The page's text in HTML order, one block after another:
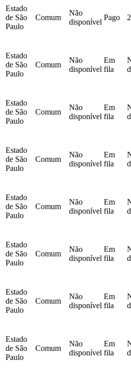
Estado
de São
Paulo
Comum
Não
disponível
Pago
Estado
de São
Paulo
Comum
Não
disponível
Em
fila
Estado
de São
Paulo
Comum
Não
disponível
Em
fila
Estado
de São
Paulo
Comum
Não
disponível
Em
fila
Estado
de São
Paulo
Comum
Não
disponível
Em
fila
Estado
de São
Paulo
Comum
Não
disponível
Em
fila
Estado
de São
Paulo
Comum
Não
disponível
Em
fila
Estado
de São
Paulo
Comum
Não
disponível
Em
fila